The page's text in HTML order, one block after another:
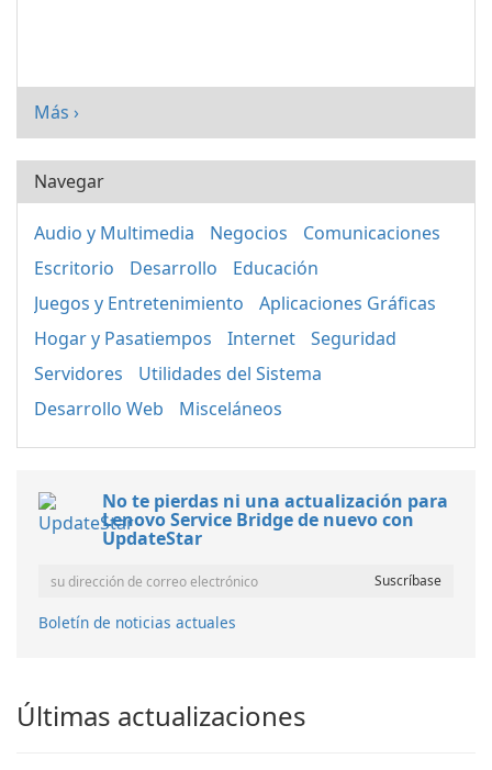
Más ›
Navegar
Audio y Multimedia Negocios
Comunicaciones
Escritorio
Desarrollo
Educación
Juegos y Entretenimiento
Aplicaciones Gráficas
Hogar y Pasatiempos
Internet
Seguridad
Servidores
Utilidades del Sistema
Desarrollo Web
Misceláneos
No te pierdas ni una actualización para
Lenovo Service Bridge de nuevo con
UpdateStar
Boletín de noticias actuales
Últimas actualizaciones